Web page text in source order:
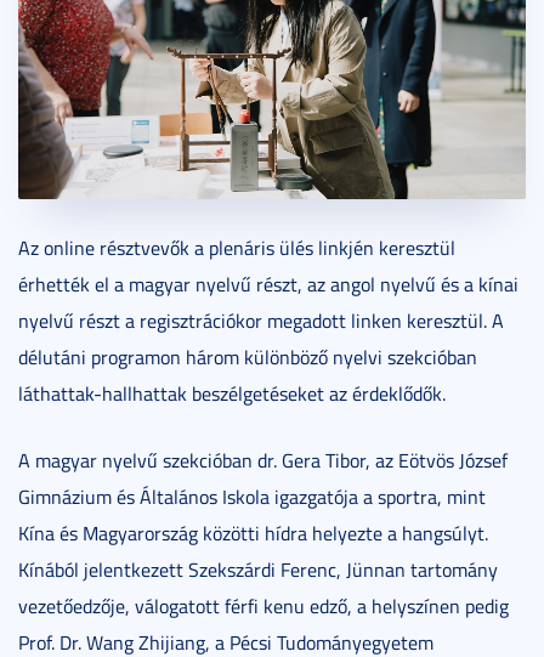
Az online résztvevők a plenáris ülés linkjén keresztül
érhették el a magyar nyelvű részt, az angol nyelvű és a kínai
nyelvű részt a regisztrációkor megadott linken keresztül. A
délutáni programon három különböző nyelvi szekcióban
láthattak-hallhattak beszélgetéseket az érdeklődők.
A magyar nyelvű szekcióban dr. Gera Tibor, az Eötvös József
Gimnázium és Általános Iskola igazgatója a sportra, mint
Kína és Magyarország közötti hídra helyezte a hangsúlyt.
Kínából jelentkezett Szekszárdi Ferenc, Jünnan tartomány
vezetőedzője, válogatott férfi kenu edző, a helyszínen pedig
Prof. Dr. Wang Zhijiang, a Pécsi Tudományegyetem